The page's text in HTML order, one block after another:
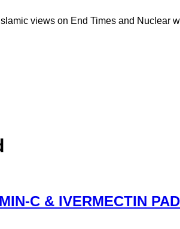
views on End Times and Nuclear
C & IVERMECTIN